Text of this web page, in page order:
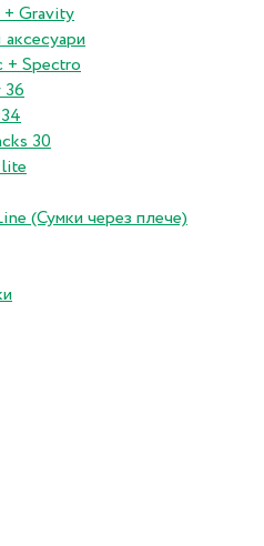
+ Gravity
аксесуари
+ Spectro
36
30
lite
(Сумки через плече)